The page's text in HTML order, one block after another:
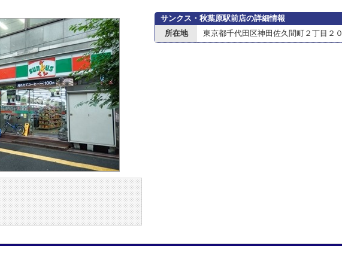
サンクス・秋葉原駅前店の詳細情報
所在地
東京都千代田区神田佐久間町２丁目２０